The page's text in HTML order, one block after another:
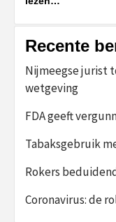
Recente
Nijmeegse jurist
wetgeving
FDA geeft
Tabaksgebruik
Rokers
Coronavirus: de